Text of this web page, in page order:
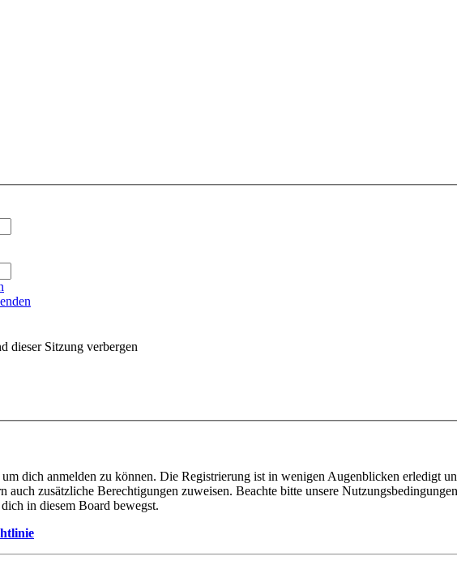
dieser Sitzung verbergen
dich anmelden zu können. Die Registrierung ist in wenigen Augenblicken erledigt
auch zusätzliche Berechtigungen zuweisen. Beachte bitte unsere
in diesem Board bewegst.